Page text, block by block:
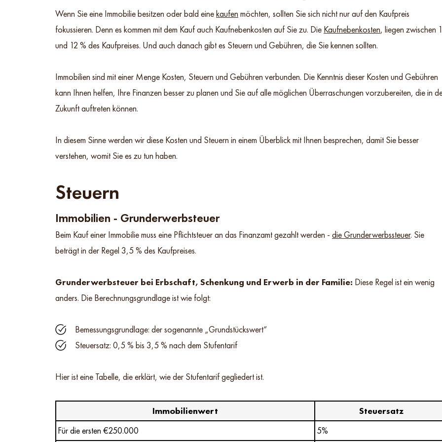
Wenn Sie eine Immobilie besitzen oder bald einekaufen möchten, sollten Sie sich nicht nur auf den Kaufpreis
fokussieren. Denn es kommen mit dem Kauf auch Kaufnebenkosten auf Sie zu. Die Kaufnebenkosten, liegen zwischen
und 12 % des Kaufpreises. Und auch danach gibt es Steuern und Gebühren, die Sie kennen sollten.
Immobilien sind mit einer Menge Kosten, Steuern und Gebühren verbunden. Die Kenntnis dieser Kosten und Gebühren
kann Ihnen helfen, Ihre Finanzen besser zu planen und Sie auf alle möglichen Überraschungen vorzubereiten, die in
Zukunft auftreten können.
In diesem Sinne werden wir diese Kosten und Steuern in einem Überblick mit Ihnen besprechen, damit Sie besser
verstehen, womit Sie es zu tun haben.
Steuern
Immobilien - Grunderwerbsteuer
Beim Kauf einer Immobilie muss eine Pflichtsteuer an das Finanzamt gezahlt werden - die Grunderwerbssteuer. Sie
beträgt in der Regel 3,5 % des Kaufpreises.
Grunderwerbsteuer bei Erbschaft, Schenkung und Erwerb in der Familie: Diese Regel ist ein wenig
anders. Die Berechnungsgrundlage ist wie folgt:
Bemessungsgrundlage: der sogenannte „Grundstückswert“
Steuersatz: 0,5 % bis 3,5 % nach dem Stufentarif
Hier ist eine Tabelle, die erklärt, wie der Stufentarif gegliedert ist.
Immobilienwert
Steuersatz
Für die ersten €250.000
5%